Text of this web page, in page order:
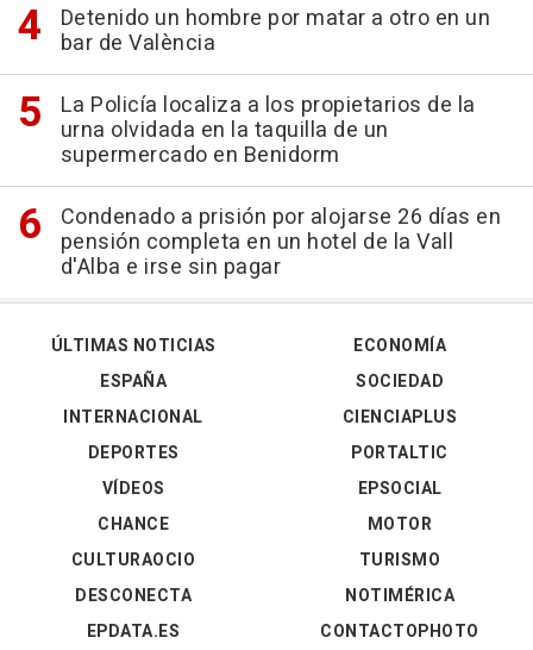
Detenido un hombre por matar a otro en un
bar de València
La Policía localiza a los propietarios de la
urna olvidada en la taquilla de un
supermercado en Benidorm
Condenado a prisión por alojarse 26 días en
pensión completa en un hotel de la Vall
d'Alba e irse sin pagar
ÚLTIMAS NOTICIAS
ESPAÑA
INTERNACIONAL
DEPORTES
VÍDEOS
ECONOMÍA
SOCIEDAD
CIENCIAPLUS
PORTALTIC
EPSOCIAL
CHANCE
CULTURAOCIO
DESCONECTA
EPDATA.ES
MOTOR
TURISMO
NOTIMÉRICA
CONTACTOPHOTO